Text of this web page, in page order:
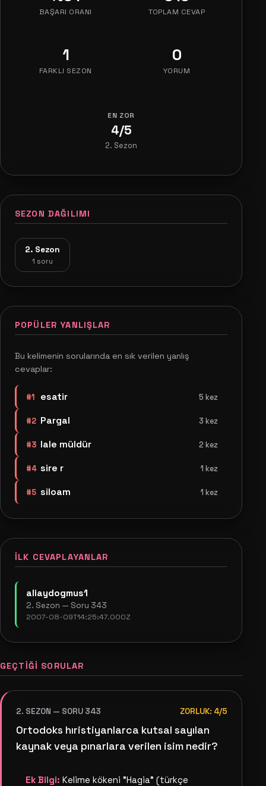
BAŞARI ORANI TOPLAM CEVAP
1
FARKLI SEZON
0
YORUM
EN ZOR
4/5
2. Sezon
SEZON DAĞILIMI
2. Sezon
1 soru
POPÜLER YANLIŞLAR
Bu kelimenin sorularında en sık verilen yanlış
cevaplar:
#1 esatir 5 kez
#2 Pargal 3 kez
#3 lale müldür 2 kez
#4 sire r 1 kez
#5 siloam 1 kez
İLK CEVAPLAYANLAR
aliaydogmus1
2. Sezon — Soru 343
2007-08-09T14:25:47.000Z
GEÇTIĞI SORULAR
2. SEZON — SORU 343 ZORLUK: 4/5
Ortodoks hıristiyanlarca kutsal sayılan
kaynak veya pınarlara verilen isim nedir?
Ek Bilgi: Kelime kökeni "Hagia" (türkçe